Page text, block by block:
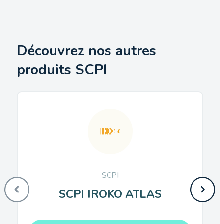
Découvrez nos autres
produits SCPI
SCPI
SCPI IROKO ATLAS